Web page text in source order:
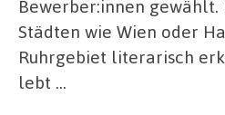
Bewerber:innen gewählt.
Städten wie Wien oder
Ruhrgebiet literarisch
lebt …